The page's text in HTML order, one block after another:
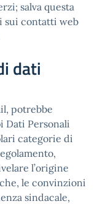
salva questa
sui contatti web
dati
potrebbe
Dati Personali
categorie di
l’origine
le convinzioni
sindacale,